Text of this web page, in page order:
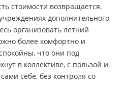
стоимости возвращается.
дополнительного
организовать летний
более комфортно и
что они под
в коллективе, с пользой и
себе, без контроля со